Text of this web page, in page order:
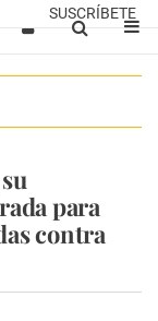
SUSCRÍBETE
para
contra